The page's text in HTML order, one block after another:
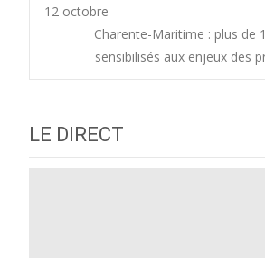
navigation
12 octobre
Charente-Maritime : plus de
sensibilisés aux enjeux des
LE DIRECT